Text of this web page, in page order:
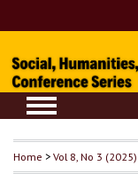
Home >Vol 8, No 3 (2025)